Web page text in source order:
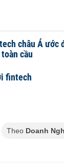
châu Á ước
cầu
fintech
Theo Doanh